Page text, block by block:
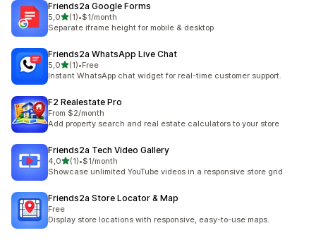
Friends2a Google Forms
5,0na 5 gwiazdek
(1)
Łączna liczba recenzji: 1
•$1/month
Separate iframe height for mobile & desktop
Friends2a WhatsApp Live Chat
5,0na 5 gwiazdek
(1)
Łączna liczba recenzji: 1
•Free
Instant WhatsApp chat widget for real-time customer support.
F2 Realestate Pro
From $2/month
Add property search and real estate calculators to your store
Friends2a Tech Video Gallery
4,0na 5 gwiazdek
(1)
Łączna liczba recenzji: 1
•$1/month
Showcase unlimited YouTube videos in a responsive store grid
Friends2a Store Locator & Map
Free
Display store locations with responsive, easy-to-use maps.